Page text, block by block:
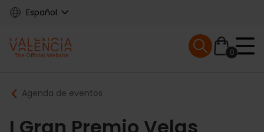
Skip
content
Español
Main
navigation
0
Mobile menu
Breadcrumb
Agenda de eventos